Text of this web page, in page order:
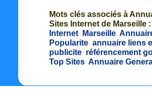
Mots clés associés à
Sites Internet de Marseille
Internet Marseille
Popularite annuaire liens
publicite référencement
Top Sites Annuaire